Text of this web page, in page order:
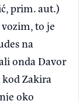
prim. aut.)
to je
na
onda Davor
kod Zakira
oko